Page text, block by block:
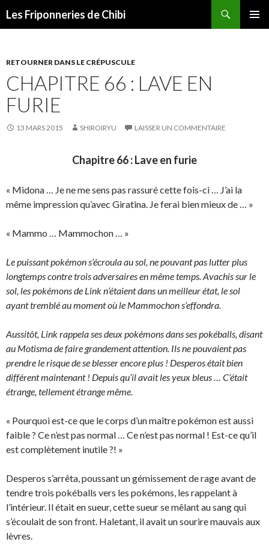
Les Friponneries de Chibi
RETOURNER DANS LE CRÉPUSCULE
CHAPITRE 66 : LAVE EN
FURIE
13 MARS 2015 SHIROIRYU LAISSER UN COMMENTAIRE
Chapitre 66 : Lave en furie
« Midona … Je ne me sens pas rassuré cette fois-ci … J’ai la
même impression qu’avec Giratina. Je ferai bien mieux de … »
« Mammo … Mammochon … »
Le puissant pokémon s’écroula au sol, ne pouvant pas lutter plus
longtemps contre trois adversaires en même temps. Avachis sur le
sol, les pokémons de Link n’étaient dans un meilleur état, le sol
ayant tremblé au moment où le Mammochon s’effondra.
Aussitôt, Link rappela ses deux pokémons dans ses pokéballs, disant
au Motisma de faire grandement attention. Ils ne pouvaient pas
prendre le risque de se blesser encore plus ! Desperos était bien
différent maintenant ! Depuis qu’il avait les yeux bleus … C’était
étrange, tellement étrange même.
« Pourquoi est-ce que le corps d’un maître pokémon est aussi
faible ? Ce n’est pas normal … Ce n’est pas normal ! Est-ce qu’il
est complètement inutile ?! »
Desperos s’arrêta, poussant un gémissement de rage avant de
tendre trois pokéballs vers les pokémons, les rappelant à
l’intérieur. Il était en sueur, cette sueur se mêlant au sang qui
s’écoulait de son front. Haletant, il avait un sourire mauvais aux
lèvres.